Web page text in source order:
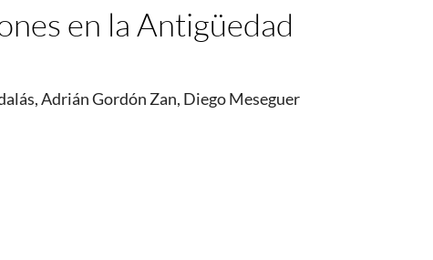
en la Antigüedad
Adrián Gordón Zan, Diego Meseguer